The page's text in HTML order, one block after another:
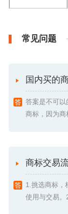
常见问题
国内买的
答案是不可
商标，因为
商标交易
1.挑选商标，
使用与交易。